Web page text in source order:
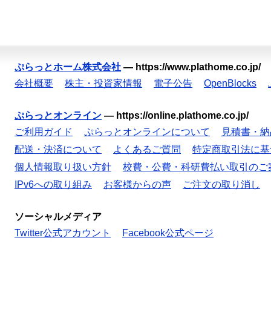
ぷらっとホーム株式会社 — https://www.plathome.co.jp/
会社概要
株主・投資家情報 電子公告 OpenBlocks
ぷらっとオンライン — https://online.plathome.co.jp/
ご利用ガイド
ぷらっとオンラインについて
見積書・
配送・決済について
よくあるご質問
特定商取引法に
個人情報取り扱い方針
校費・公費・科研費払い取引のご
IPv6への取り組み
お客様からの声 ご注文の取り消し
ソーシャルメディア
Twitter公式アカウント
Facebook公式ページ